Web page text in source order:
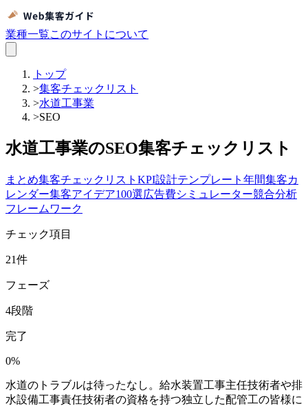
業種一覧このサイトについて
トップ
>集客チェックリスト
>水道工事業
>SEO
水道工事業のSEO集客チェックリスト
まとめ集客チェックリスト KPI設計テンプレート 年間集客カ
レンダー集客アイデア100選広告費シミュレーター競合分析
フレームワーク
チェック項目
21件
フェーズ
4段階
完了
0%
水道のトラブルは待ったなし。給水装置工事主任技術者や排
水設備工事責任技術者の資格を持つ独立した配管工の皆様に